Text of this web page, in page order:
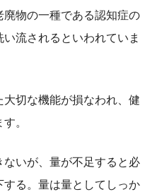
物の一種である認知症の
流されるといわれていま
切な機能が損なわれ、健
。
いが、量が不足すると必
する。量は量としてしっか